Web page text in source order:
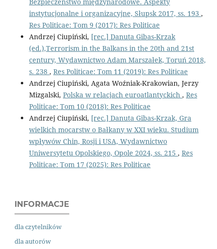
Bezpieczeństwo międzynarodowe. Aspekty
instytucjonalne i organizacyjne, Słupsk 2017, ss. 193 ,
Res Politicae: Tom 9 (2017): Res Politicae
Andrzej Ciupiński, [rec.] Danuta Gibas-Krzak
(ed.),Terrorism in the Balkans in the 20th and 21st
century, Wydawnictwo Adam Marszałek, Toruń 2018,
s. 238 , Res Politicae: Tom 11 (2019): Res Politicae
Andrzej Ciupiński, Agata Woźniak-Krakowian, Jerzy
Mizgalski, Polska w relacjach euroatlantyckich , Res
Politicae: Tom 10 (2018): Res Politicae
Andrzej Ciupiński, [rec.] Danuta Gibas-Krzak, Gra
wielkich mocarstw o Bałkany w XXI wieku. Studium
wpływów Chin, Rosji i USA, Wydawnictwo
Uniwersytetu Opolskiego, Opole 2024, ss. 215 , Res
Politicae: Tom 17 (2025): Res Politicae
INFORMACJE
dla czytelników
dla autorów